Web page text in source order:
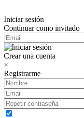
Iniciar sesión
Continuar como invitado
Crear una cuenta
×
Registrarme